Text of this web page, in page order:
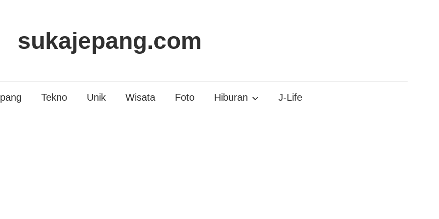
sukajepang.com
Tekno Unik Wisata Foto Hiburan J-Life